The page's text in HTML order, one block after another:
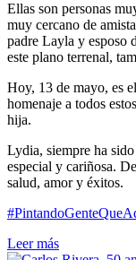
Ellas son personas
muy cercano de
padre Layla y esposo
este plano terrenal,
Hoy, 13 de mayo, es
homenaje a todos
hija.
Lydia, siempre ha
especial y cariñosa.
salud, amor y éxitos.
Leer más